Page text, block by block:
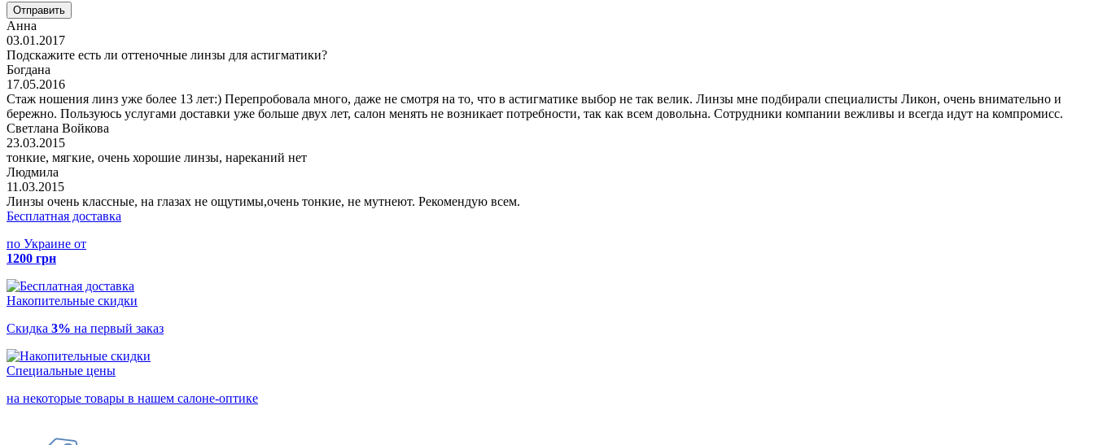
Отправить
Анна
03.01.2017
Подскажите есть ли оттеночные линзы для астигматики?
Богдана
17.05.2016
Стаж ношения линз уже более 13 лет:) Перепробовала много, даже не смотря на то, что в астигматике выбор не так велик. Линзы мне подбирали специалисты Ликон, очень внимательно и
бережно. Пользуюсь услугами доставки уже больше двух лет, салон менять не возникает потребности, так как всем довольна. Сотрудники компании вежливы и всегда идут на компромисс.
Светлана Войкова
23.03.2015
тонкие, мягкие, очень хорошие линзы, нареканий нет
Людмила
11.03.2015
Линзы очень классные, на глазах не ощутимы,очень тонкие, не мутнеют. Рекомендую всем.
Бесплатная доставка
по Украине от
1200 грн
Накопительные скидки
Скидка 3% на первый заказ
Специальные цены
на некоторые товары в нашем салоне-оптике